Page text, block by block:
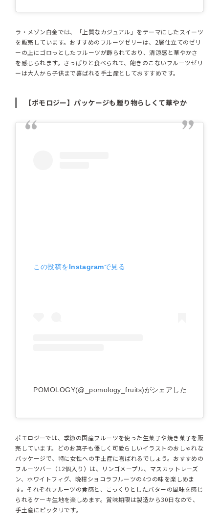
ラ・メゾン白金では、「上質なカジュアル」をテーマにしたスイーツ
を販売しています。おすすめのフルーツゼリーは、2層仕立てのゼリ
ーの上にゴロっとしたフルーツが飾られており、清涼感と華やかさ
を感じられます。さっぱりと食べられて、飽きのこないフルーツゼリ
ーは大人から子供まで喜ばれる手土産としておすすめです。
【ポモロジー】パッケージも贈り物らしくて華やか
この投稿をInstagramで見る
POMOLOGY(@_pomology_fruits)がシェアした投稿
ポモロジーでは、季節の国産フルーツを使った生菓子や焼き菓子を販
売しています。どのお菓子も優しく可愛らしいイラストのおしゃれな
パッケージで、特に女性への手土産に喜ばれるでしょう。おすすめの
フルーツバー（12個入り）は、リンゴメープル、マスカットレーズ
ン、ホワイトフィグ、晩柑ショコラフルーツの4つの味を楽しめま
す。それぞれフルーツの食感と、こっくりとしたバターの風味を感じ
られるケーキ生地を楽しめます。賞味期限は製造から30日なので、
手土産にピッタリです。